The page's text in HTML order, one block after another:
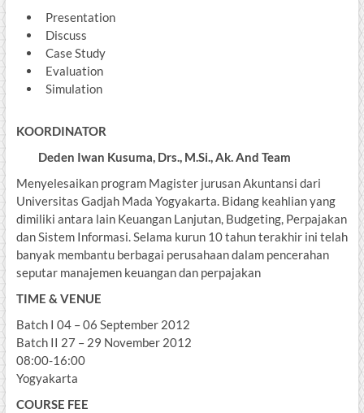
Presentation
Discuss
Case Study
Evaluation
Simulation
KOORDINATOR
Deden Iwan Kusuma, Drs., M.Si., Ak. And Team
Menyelesaikan program Magister jurusan Akuntansi dari
Universitas Gadjah Mada Yogyakarta. Bidang keahlian yang
dimiliki antara lain Keuangan Lanjutan, Budgeting, Perpajakan
dan Sistem Informasi. Selama kurun 10 tahun terakhir ini telah
banyak membantu berbagai perusahaan dalam pencerahan
seputar manajemen keuangan dan perpajakan
TIME & VENUE
Batch I 04 – 06 September 2012
Batch II 27 – 29 November 2012
08:00-16:00
Yogyakarta
COURSE FEE